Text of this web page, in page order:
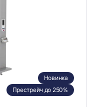
Новинка
Престрейч до 250%